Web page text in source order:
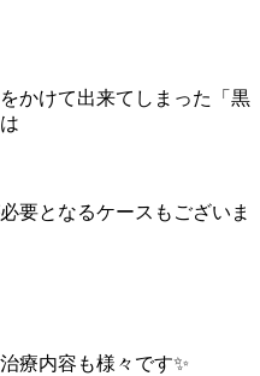
かけて出来てしまった「黒
要となるケースもございま
療内容も様々です✨